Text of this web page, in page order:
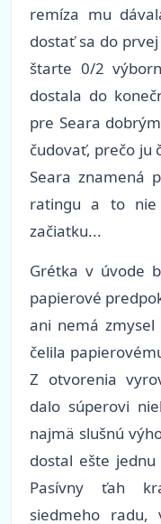
remíza mu
dostať sa do
štarte 0/2
dostala do
pre Seara
čudovať, prečo ju
Seara znamená
ratingu a to
začiatku...
Grétka v úvode
papierové
ani nemá
čelila
Z otvorenia
dalo súperovi
najmä slušnú
dostal ešte
Pasívny ťah
siedmeho radu,